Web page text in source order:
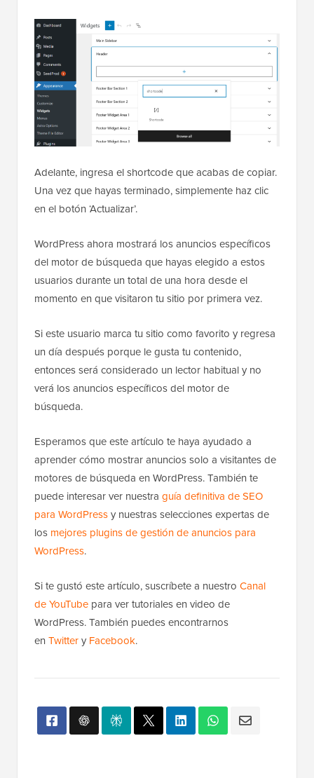
Adelante, ingresa el shortcode que acabas de copiar.
Una vez que hayas terminado, simplemente haz clic
en el botón ‘Actualizar’.
WordPress ahora mostrará los anuncios específicos
del motor de búsqueda que hayas elegido a estos
usuarios durante un total de una hora desde el
momento en que visitaron tu sitio por primera vez.
Si este usuario marca tu sitio como favorito y regresa
un día después porque le gusta tu contenido,
entonces será considerado un lector habitual y no
verá los anuncios específicos del motor de
búsqueda.
Esperamos que este artículo te haya ayudado a
aprender cómo mostrar anuncios solo a visitantes de
motores de búsqueda en WordPress. También te
puede interesar ver nuestra guía definitiva de SEO
para WordPressy nuestras selecciones expertas de
los mejores plugins de gestión de anuncios para
WordPress.
Si te gustó este artículo, suscríbete a nuestro Canal
de YouTube para ver tutoriales en video de
WordPress. También puedes encontrarnos
en Twittery Facebook.